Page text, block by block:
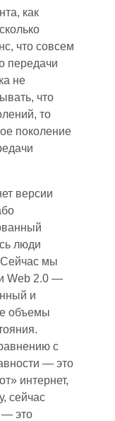
как
что совсем
передачи
не
что
то
поколение
версии
люди
Сейчас мы
Web 2.0 —
и
объемы
с
— это
интернет,
сейчас
— это